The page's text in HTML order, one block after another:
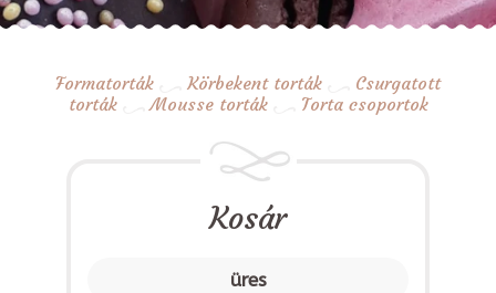
Formatorták Körbekent torták
Csurgatott
torták
Mousse torták Torta csoportok
Kosár
üres